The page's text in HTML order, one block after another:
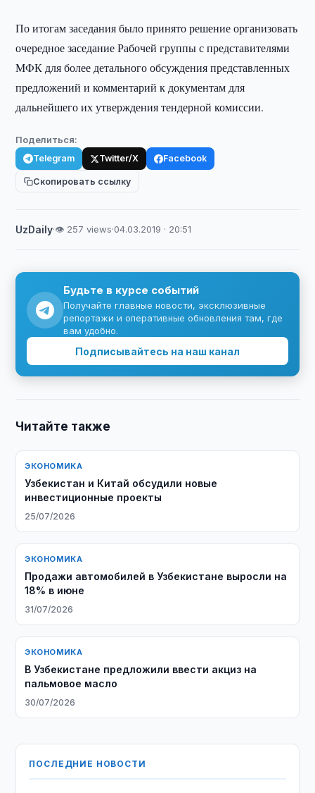
По итогам заседания было принято решение организовать
очередное заседание Рабочей группы с представителями
МФК для более детального обсуждения представленных
предложений и комментарий к документам для
дальнейшего их утверждения тендерной комиссии.
Поделиться:
Telegram Twitter/X Facebook
Скопировать ссылку
UzDaily·👁 257 views·04.03.2019 · 20:51
Будьте в курсе событий
Получайте главные новости, эксклюзивные
репортажи и оперативные обновления там, где
вам удобно.
Подписывайтесь на наш канал
Читайте также
ЭКОНОМИКА
Узбекистан и Китай обсудили новые
инвестиционные проекты
25/07/2026
ЭКОНОМИКА
Продажи автомобилей в Узбекистане выросли на
18% в июне
31/07/2026
ЭКОНОМИКА
В Узбекистане предложили ввести акциз на
пальмовое масло
30/07/2026
ПОСЛЕДНИЕ НОВОСТИ